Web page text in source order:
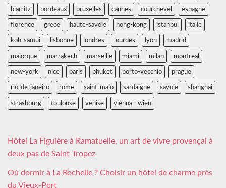
biarritz bordeaux bruxelles cannes courchevel espagne
florence grece haute-savoie hong-kong istanbul italie
koh-samui lisbonne londres lourdes lyon madrid
majorque marrakech marseille miami milan montreal
new-york nice paris phuket porto-vecchio prague
rio-de-janeiro rome saint-malo sardaigne savoie shanghai
strasbourg toulouse venise vienna - wien
Hôtel La Figuière à Ramatuelle, un art de vivre provençal à
deux pas de Saint-Tropez
Où dormir à La Rochelle ? Choisir un hôtel de charme près
du Vieux-Port